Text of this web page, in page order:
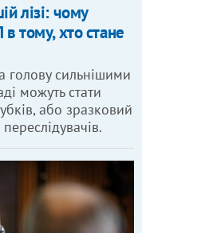
лізі: чому
в тому, хто стане
голову сильнішими
можуть стати
або зразковий